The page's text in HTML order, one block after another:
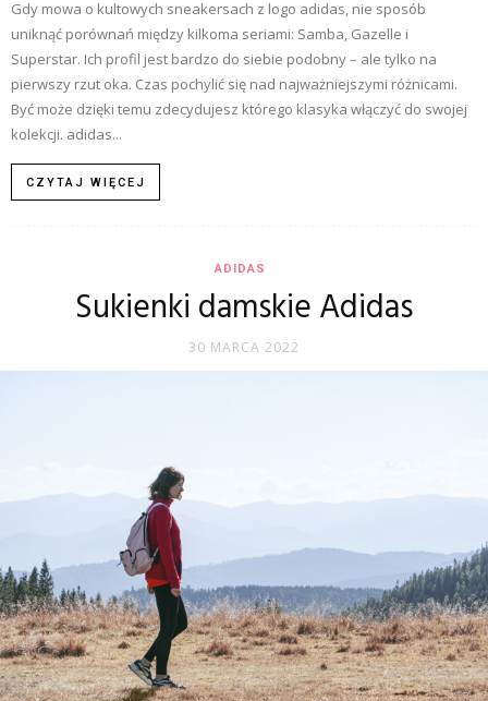
Gdy mowa o kultowych sneakersach z logo adidas, nie sposób
uniknąć porównań między kilkoma seriami: Samba, Gazelle i
Superstar. Ich profil jest bardzo do siebie podobny – ale tylko na
pierwszy rzut oka. Czas pochylić się nad najważniejszymi różnicami.
Być może dzięki temu zdecydujesz którego klasyka włączyć do swojej
kolekcji. adidas...
CZYTAJ WIĘCEJ
ADIDAS
Sukienki damskie Adidas
30 MARCA 2022